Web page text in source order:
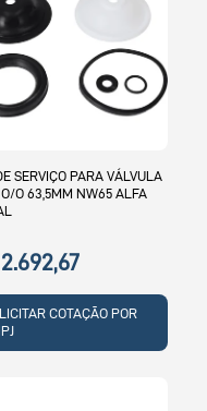
SERVIÇO PARA VÁLVULA
O 63,5MM NW65 ALFA
COTAÇÃO POR